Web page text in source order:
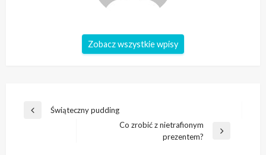
Zobacz wszystkie wpisy
Nawigacja
Poprzedni
Świąteczny pudding
Co zrobić z nietrafionym
prezentem?